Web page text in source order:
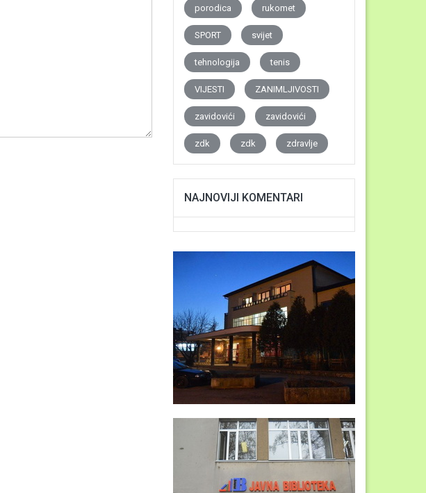
porodica rukomet
SPORT svijet
tehnologija tenis
VIJESTI ZANIMLJIVOSTI
zavidovići zavidovići
zdk zdk zdravlje
NAJNOVIJI KOMENTARI